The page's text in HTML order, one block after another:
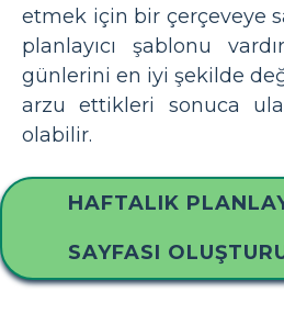
etmek için bir çerçeveye
planlayıcı şablonu
günlerini en iyi şekilde
arzu ettikleri sonuca
olabilir.
HAFTALIK
SAYFASI